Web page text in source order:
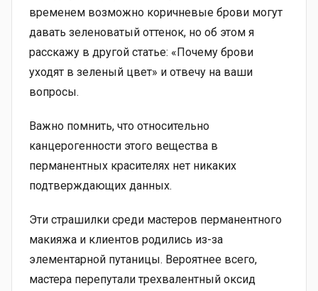
временем возможно коричневые брови могут
давать зеленоватый оттенок, но об этом я
расскажу в другой статье: «Почему брови
уходят в зеленый цвет» и отвечу на ваши
вопросы.
Важно помнить, что относительно
канцерогенности этого вещества в
перманентных красителях нет никаких
подтверждающих данных.
Эти страшилки среди мастеров перманентного
макияжа и клиентов родились из-за
элементарной путаницы. Вероятнее всего,
мастера перепутали трехвалентный оксид